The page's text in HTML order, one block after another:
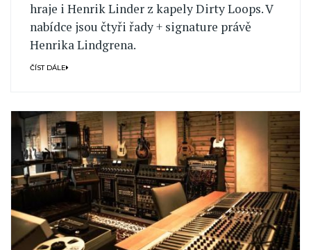
hraje i Henrik Linder z kapely Dirty Loops. V
nabídce jsou čtyři řady + signature právě
Henrika Lindgrena.
ČÍST DÁLE